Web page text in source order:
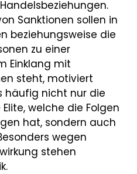
Sanktionen sollen in
beziehungsweise die
zu einer
Einklang mit
steht, motiviert
häufig nicht nur die
welche die Folgen
hat, sondern auch
wegen
stehen